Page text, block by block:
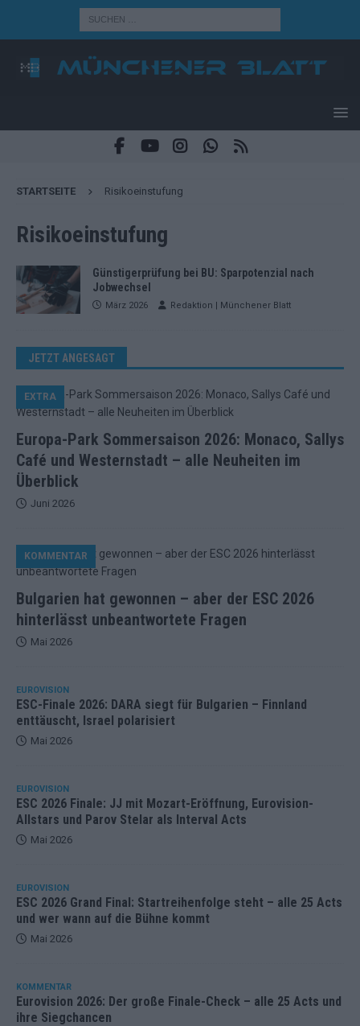
STARTSEITE Risiko­einstufung
Risiko­einstufung
Günstigerprüfung bei BU: Sparpotenzial nach
Jobwechsel
März 2026 Redaktion | Münchener Blatt
JETZT ANGESAGT
Europa-Park Sommersaison 2026: Monaco, Sallys
Café und Westernstadt – alle Neuheiten im
Überblick
EXTRA
Juni 2026
Bulgarien hat gewonnen – aber der ESC 2026
hinterlässt unbeantwortete Fragen
KOMMENTAR
Mai 2026
EUROVISION
ESC-Finale 2026: DARA siegt für Bulgarien – Finnland
enttäuscht, Israel polarisiert
Mai 2026
EUROVISION
ESC 2026 Finale: JJ mit Mozart-Eröffnung, Eurovision-
Allstars und Parov Stelar als Interval Acts
Mai 2026
EUROVISION
ESC 2026 Grand Final: Startreihenfolge steht – alle 25 Acts
und wer wann auf die Bühne kommt
Mai 2026
KOMMENTAR
Eurovision 2026: Der große Finale-Check – alle 25 Acts und
ihre Siegchancen